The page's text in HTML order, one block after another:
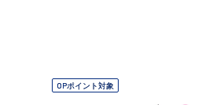
OPポイント対象